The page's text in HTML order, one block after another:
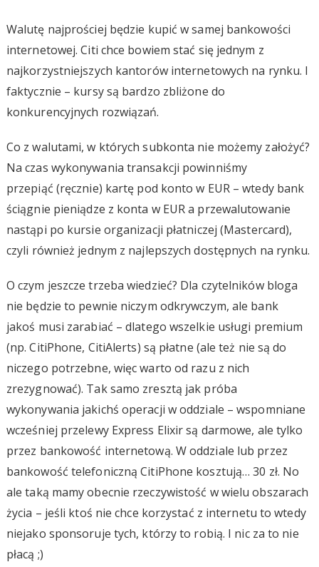
Walutę najprościej będzie kupić w samej bankowości
internetowej. Citi chce bowiem stać się jednym z
najkorzystniejszych kantorów internetowych na rynku. I
faktycznie – kursy są bardzo zbliżone do
konkurencyjnych rozwiązań.
Co z walutami, w których subkonta nie możemy założyć?
Na czas wykonywania transakcji powinniśmy
przepiąć (ręcznie) kartę pod konto w EUR – wtedy bank
ściągnie pieniądze z konta w EUR a przewalutowanie
nastąpi po kursie organizacji płatniczej (Mastercard),
czyli również jednym z najlepszych dostępnych na rynku.
O czym jeszcze trzeba wiedzieć? Dla czytelników bloga
nie będzie to pewnie niczym odkrywczym, ale bank
jakoś musi zarabiać – dlatego wszelkie usługi premium
(np. CitiPhone, CitiAlerts) są płatne (ale też nie są do
niczego potrzebne, więc warto od razu z nich
zrezygnować). Tak samo zresztą jak próba
wykonywania jakichś operacji w oddziale – wspomniane
wcześniej przelewy Express Elixir są darmowe, ale tylko
przez bankowość internetową. W oddziale lub przez
bankowość telefoniczną CitiPhone kosztują… 30 zł. No
ale taką mamy obecnie rzeczywistość w wielu obszarach
życia – jeśli ktoś nie chce korzystać z internetu to wtedy
niejako sponsoruje tych, którzy to robią. I nic za to nie
płacą ;)